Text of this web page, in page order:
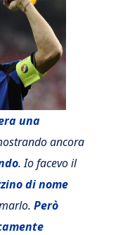
una
ancora
. Io facevo il
di nome
Però